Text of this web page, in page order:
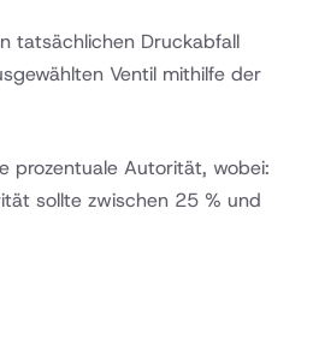
tatsächlichen Druckabfall
Ventil mithilfe der
prozentuale Autorität, wobei:
sollte zwischen 25 % und